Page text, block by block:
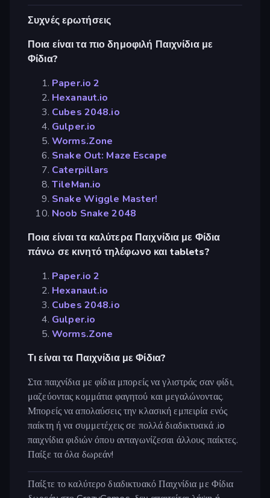
Συχνές ερωτήσεις
Ποια είναι τα πιο δημοφιλή Παιχνίδια με
Φίδια?
Paper.io 2
Hexanaut.io
Cubes 2048.io
Gulper.io
Worms.Zone
Snake Out: Maze Escape
Caterpillars
TileMan.io
Snake Wiggle Master!
Noob Snake 2048
Ποια είναι τα καλύτερα Παιχνίδια με Φίδια
πάνω σε κινητό τηλέφωνο και tablets?
Paper.io 2
Hexanaut.io
Cubes 2048.io
Gulper.io
Worms.Zone
Τι είναι τα Παιχνίδια με Φίδια?
Στα παιχνίδια με φίδια μπορείς να γλιστράς σαν φίδι,
μαζεύοντας κομμάτια φαγητού και μεγαλώνοντας.
Μπορείς να απολαύσεις την κλασική εμπειρία ενός
παίκτη ή να συμμετέχεις σε πολλά διαδικτυακά .io
παιχνίδια φιδιών όπου ανταγωνίζεσαι άλλους παίκτες.
Παίξε τα όλα δωρεάν!
Παίξτε το καλύτερο διαδικτυακό Παιχνίδια με Φίδια